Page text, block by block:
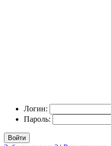
Логин:
Пароль:
Войти